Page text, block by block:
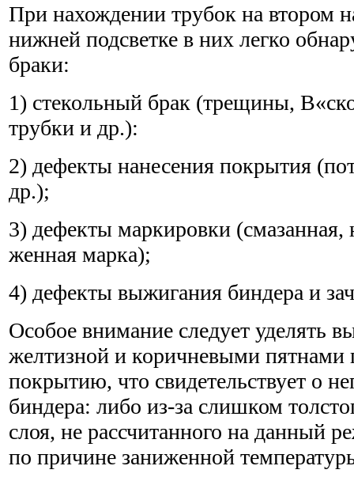
При нахождении трубок на втором
нижней подсветке в них легко
браки:
1) стекольный брак (трещины,
трубки и др.):
2) дефекты нанесения покрытия
др.);
3) дефекты маркировки (смазанная,
женная марка);
4) дефекты выжигания биндера и
Особое внимание следует уделять
желтизной и коричневыми
покрытию, что свидетельствует о
биндера: либо из-за слишком
слоя, не рассчитанного на данный
по причине заниженной